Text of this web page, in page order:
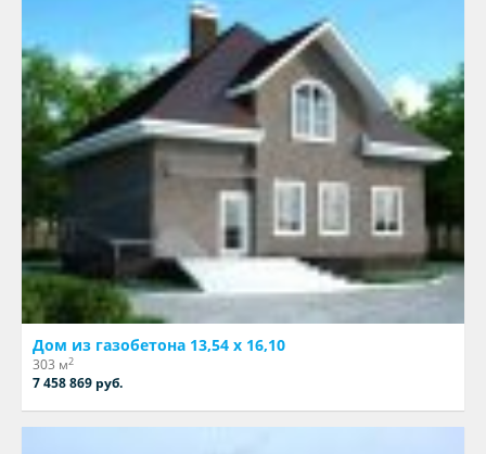
Дом из газобетона 13,54 х 16,10
303 м2
7 458 869 руб.